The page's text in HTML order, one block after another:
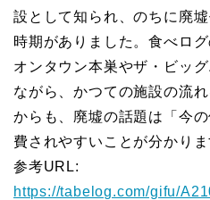
設として知られ、のちに廃
時期がありました。食べロ
オンタウン本巣やザ・ビッ
ながら、かつての施設の流
からも、廃墟の話題は「今
費されやすいことが分かりま
参考URL:
https://tabelog.com/gifu/